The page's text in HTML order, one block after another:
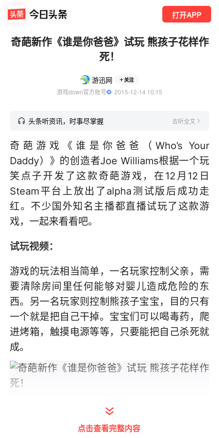
打开APP
奇葩新作《谁是你爸爸》试玩 熊孩子花样作
死！
游迅网 关注
游戏down官方账号
  2015-12-14 10:15
头条听资讯，时事尽掌握 去听全文
奇葩游戏《谁是你爸爸（Who’s Your
Daddy）》的创造者Joe Williams根据一个玩
笑点子开发了这款奇葩游戏，在12月12日
Steam平台上放出了alpha测试版后成功走
红。不少国外知名主播都直播试玩了这款游
戏，一起来看看吧。
试玩视频：
游戏的玩法相当简单，一名玩家控制父亲，需
要清除房间里任何能够对婴儿造成危险的东
西。另一名玩家则控制熊孩子宝宝，目的只有
一个就是把自己干掉。宝宝们可以喝毒药，爬
进烤箱，触摸电源等等，只要能把自己杀死就
成。
点击查看完整内容